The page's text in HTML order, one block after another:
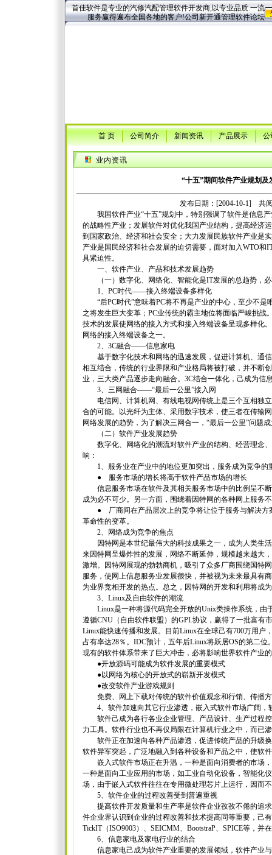
首佳软件是专业的汽修汽配管理软件开发商,以专业品质.一流
服务赢得遍布全国各地的客户!公司新开通管理软件论坛
首 页 公司简介 新闻资讯 产品展示 公
业内资讯
“十五”期间软件产业规划及
发布日期：[2004-10-1] 共
我国软件产业“十五”规划中，特别强调了软件是信息产
的战略性产业；发展软件对优化我国产业结构，提高经济
到国家政治、经济和社会安全；大力发展民族软件产业是
产业是国民经济和社会发展的迫切需要，面对加入WTO和
具紧迫性。
一、软件产业、产品和技术发展趋势
（一）数字化、网络化、智能化是IT发展的总趋势，必
1、PC时代——接入终端设备多样化
“后PC时代”意味着PC将不再是产业的中心，至少不是
之将发生巨大变革；PC业传统的霸主地位将面临严峻挑战
技术的发展使网络的接入方式和接入终端设备呈现多样化
网络的接入终端设备之一。
2、3C融合——信息家电
基于数字化技术和网络的迅速发展，促进计算机、通信
相互结合，传统的行业界限和产业格局将被打破，并不断
业，三大类产品逐步走向融合。3C结合一体化，己成为信
3、三网融合——“最后一公里”接入网
电信网、计算机网、有线电视网传统上是三个互相独立
合的可能。以光纤为主体、采用数字技术，使三者在传输
网络发展的趋势，为了解决三网合一，“最后一公里”问题
（二）软件产业发展趋势
数字化、网络化的潮流对软件产业的结构、经营理念、
响：
1、服务业在产业中的地位更加突出，服务成为竞争的
● 服务市场的增长将高于软件产品市场的增长
信息服务市场在软件及其相关服务市场中的比例呈不断
成为必不可少。另一方面，围绕着因特网的各种网上服务
● 厂商间在产品层次上的竞争将让位于服务与解决方
革命性的变革。
2、网络成为竞争的焦点
因特网是本世纪最伟大的科技成果之一，成为人类生活
来因特网呈爆炸性的发展，网络不断延伸，规模越来越大
激增。因特网展现的勃勃商机，吸引了众多厂商围绕国特
服务，使网上信息服务业发展很快，并被视为未来最具有
为业界竞相开发的热点。总之，因特网的开发和利用将成
3、Linux及自由软件的潮流
Linux是一种将源代码完全开放的Unix类操作系统，由
遵循CNU（自由软件联盟）的GPL协议，赢得了一批富有
Linux能快速传播和发展。目前Linux在全球己有700万用户
占有率达28％。IDC预计，五年后Linux将跃居OS的第二
现有的软件体系带来了巨大冲击，必将影响世界软件产业
●开放源码可能成为软件发展的重要模式
●以网络为核心的开放式的崭新开发模式
●改变软件产业游戏规则
免费、网上下载对传统的软件价值观念和行销、传播方
4、软件加速向其它行业渗透，嵌入式软件市场广阔，
软件己成为各行各业企业管理、产品设计、生产过程控
力工具。软件行业也不再仅局限在计算机行业之中，而已
软件正在加速向各种产品渗透，促进传统产品的升级换
软件异军突起，广泛地融入到各种设备和产品之中，使软
嵌入式软件市场正在升温，一种是面向消费者的市场，
一种是面向工业应用的市场，如工业自动化设备，智能化
场，由于嵌入式软件往往在专用微处理芯片上运行，因而
5、软件企业的过程改善受到普遍重视
提高软件开发质量和生产率是软件企业孜孜不倦的追求
件企业界认识到企业的过程改善和技术提高同等重要，己
TickIT（ISO9003）、SEICMM、BootstraP、SPICE等，并
6、信息家电及家电行业的结合
信息家电己成为软件产业重要的发展领域，软件产业与